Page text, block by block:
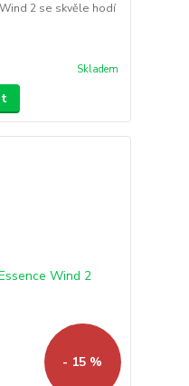
2 se skvěle hodí
Skladem
- 15 %